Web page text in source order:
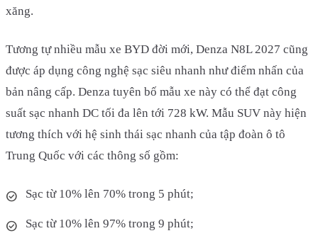
xăng.
Tương tự nhiều mẫu xe BYD đời mới, Denza N8L 2027 cũng
được áp dụng công nghệ sạc siêu nhanh như điểm nhấn của
bản nâng cấp. Denza tuyên bố mẫu xe này có thể đạt công
suất sạc nhanh DC tối đa lên tới 728 kW. Mẫu SUV này hiện
tương thích với hệ sinh thái sạc nhanh của tập đoàn ô tô
Trung Quốc với các thông số gồm:
Sạc từ 10% lên 70% trong 5 phút;
Sạc từ 10% lên 97% trong 9 phút;